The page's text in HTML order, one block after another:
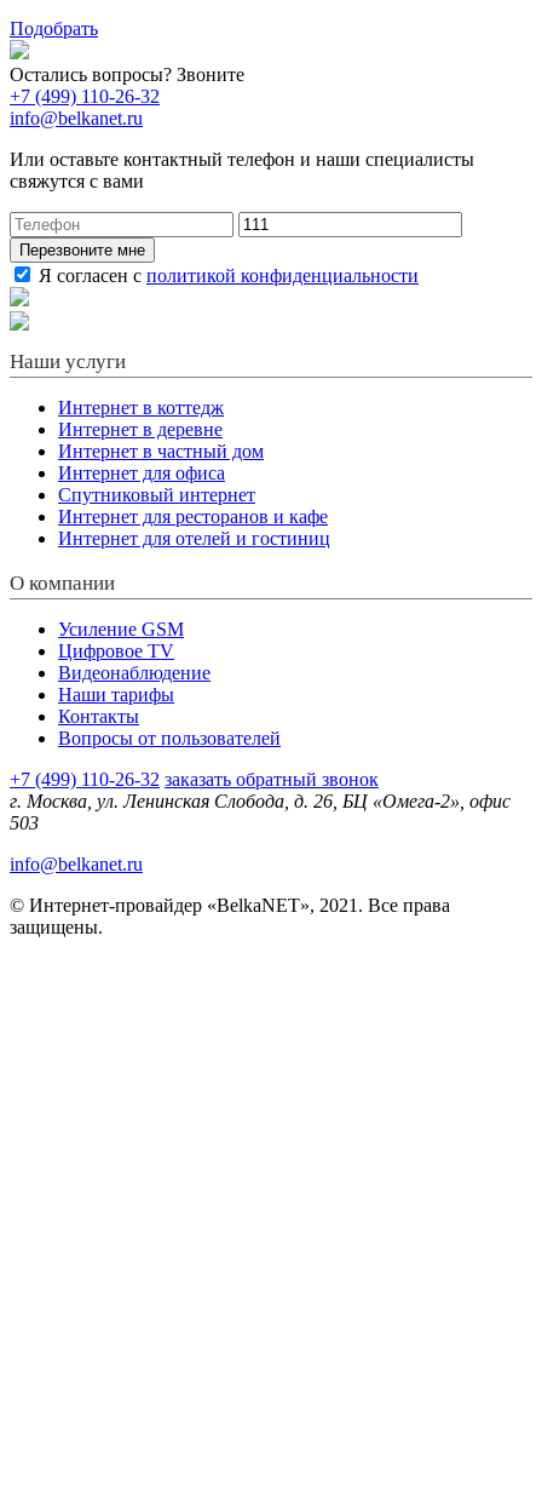
Подобрать
Остались вопросы? Звоните
+7 (499) 110-26-32
info@belkanet.ru
Или оставьте контактный телефон и наши специалисты
свяжутся с вами
Перезвоните мне
Я согласен с политикой конфиденциальности
Наши услуги
Интернет в коттедж
Интернет в деревне
Интернет в частный дом
Интернет для офиса
Спутниковый интернет
Интернет для ресторанов и кафе
Интернет для отелей и гостиниц
О компании
Усиление GSM
Цифровое TV
Видеонаблюдение
Наши тарифы
Контакты
Вопросы от пользователей
+7 (499) 110-26-32 заказать обратный звонок
г. Москва, ул. Ленинская Слобода, д. 26, БЦ «Омега-2», офис
503
info@belkanet.ru
© Интернет-провайдер «BelkaNET», 2021. Все права
защищены.